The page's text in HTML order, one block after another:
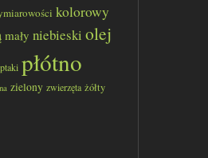
kolorowy
mały niebieski olej
ptaki płótno
zielony zwierzęta żółty